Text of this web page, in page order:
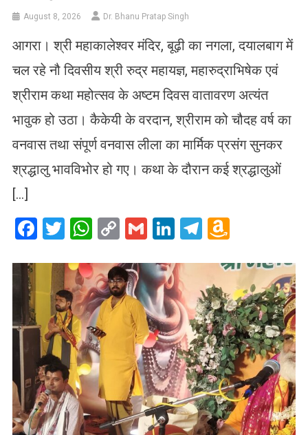
August 8, 2026 Dr. Bhanu Pratap Singh
आगरा। श्री महाकालेश्वर मंदिर, बूढ़ी का नगला, दयालबाग में
चल रहे नौ दिवसीय श्री रुद्र महायज्ञ, महारुद्राभिषेक एवं
श्रीराम कथा महोत्सव के अष्टम दिवस वातावरण अत्यंत
भावुक हो उठा। कैकेयी के वरदान, श्रीराम को चौदह वर्ष का
वनवास तथा संपूर्ण वनवास लीला का मार्मिक प्रसंग सुनकर
श्रद्धालु भावविभोर हो गए। कथा के दौरान कई श्रद्धालुओं
[…]
Facebook
Twitter
WhatsApp
CopyGmailLinkedIn
Telegram
List